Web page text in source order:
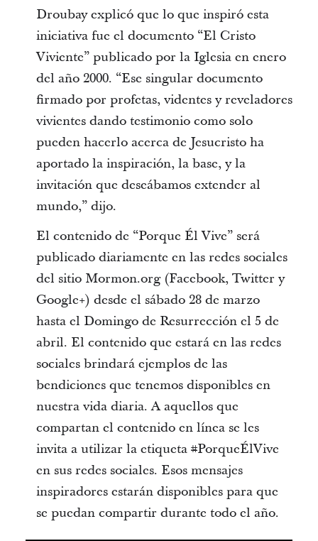
Droubay explicó que lo que inspiró esta
iniciativa fue el documento “El Cristo
Viviente” publicado por la Iglesia en enero
del año 2000. “Ese singular documento
firmado por profetas, videntes y reveladores
vivientes dando testimonio como solo
pueden hacerlo acerca de Jesucristo ha
aportado la inspiración, la base, y la
invitación que deseábamos extender al
mundo,” dijo.
El contenido de “Porque Él Vive” será
publicado diariamente en las redes sociales
del sitio Mormon.org (Facebook, Twitter y
Google+) desde el sábado 28 de marzo
hasta el Domingo de Resurrección el 5 de
abril. El contenido que estará en las redes
sociales brindará ejemplos de las
bendiciones que tenemos disponibles en
nuestra vida diaria. A aquellos que
compartan el contenido en línea se les
invita a utilizar la etiqueta #PorqueÉlVive
en sus redes sociales. Esos mensajes
inspiradores estarán disponibles para que
se puedan compartir durante todo el año.